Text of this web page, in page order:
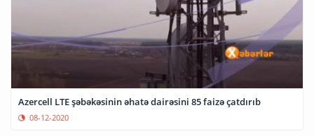
Azercell LTE şəbəkəsinin əhatə dairəsini 85 faizə çatdırıb
08-12-2020